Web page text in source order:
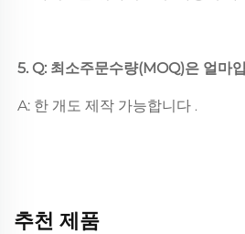
5. Q: 최소주문수량(MOQ)은 얼마
A: 한 개도 제작 가능합니다 .
추천 제품